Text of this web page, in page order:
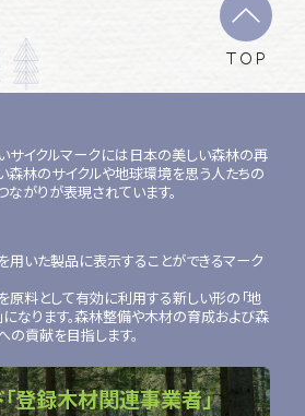
TOP
サイクルマークには日本の美しい森林の再
森林のサイクルや地球環境を思う人たちの
ながりが表現されています。
用いた製品に表示することができるマーク
原料として有効に利用する新しい形の「地
になります。森林整備や木材の育成および森
の貢献を目指します。
登録木材関連事業者」